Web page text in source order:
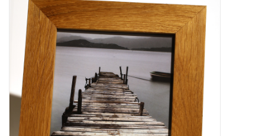
Bloemenabonnement
Kleine asdragers
Grafdecoratie
Naar website SCHELDE.LAND